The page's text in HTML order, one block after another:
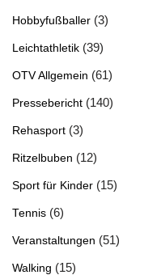
Hobbyfußballer (3)
Leichtathletik (39)
OTV Allgemein (61)
Pressebericht (140)
Rehasport (3)
Ritzelbuben (12)
Sport für Kinder (15)
Tennis (6)
Veranstaltungen (51)
Walking (15)